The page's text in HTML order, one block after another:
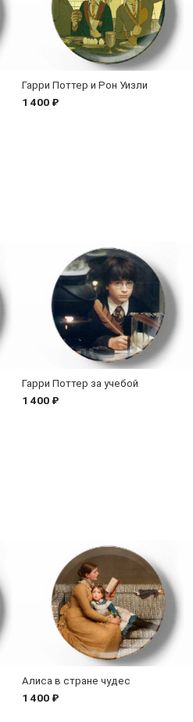
Гарри Поттер и Рон Уизли
1 400 ₽
Гарри Поттер за учебой
1 400 ₽
Алиса в стране чудес
1 400 ₽